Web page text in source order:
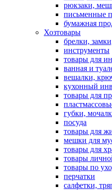
рюкзаки,
письменные
бумажная
Хозтовары
брелки,
инструменты
товары для
ванная и
вешалки,
кухонный
товары для
губки,
посуда
товары для
мешки для
товары для
товары
товары по
перчатки
салфетки,